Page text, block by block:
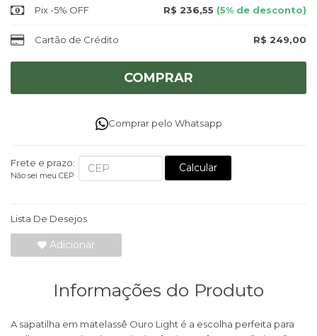
Pix -5% OFF R$ 236,55 (5% de desconto)
Cartão de Crédito R$ 249,00
COMPRAR
Comprar pelo Whatsapp
Frete e prazo:
Não sei meu CEP
Calcular
Lista De Desejos
Adicionar
Informações do Produto
A sapatilha em matelassê Ouro Light é a escolha perfeita para